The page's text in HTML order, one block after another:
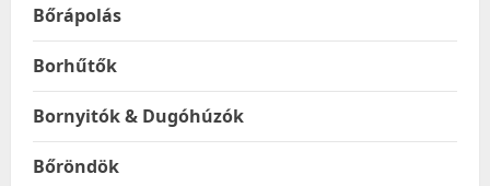
Bőrápolás
Borhűtők
Bornyitók & Dugóhúzók
Bőröndök